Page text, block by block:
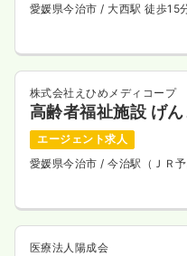
愛媛県今治市 / 大西駅 徒歩15
株式会社えひめメディコープ
高齢者福祉施設 げ
エージェント求人
愛媛県今治市 / 今治駅（ＪＲ
医療法人陽成会